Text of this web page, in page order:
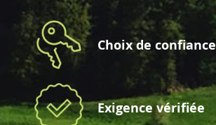
Choix de confiance
Exigence vérifiée